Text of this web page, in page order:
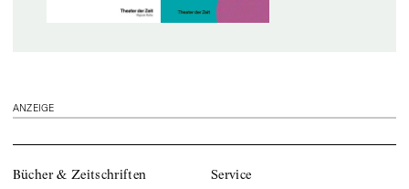
ANZEIGE
Bücher & Zeitschriften Service